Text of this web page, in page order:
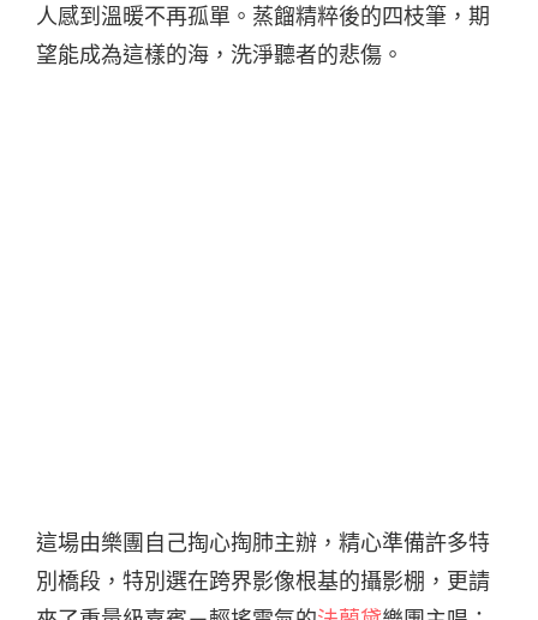
人感到溫暖不再孤單。蒸餾精粹後的四枝筆，期
望能成為這樣的海，洗淨聽者的悲傷。
這場由樂團自己掏心掏肺主辦，精心準備許多特
別橋段，特別選在跨界影像根基的攝影棚，更請